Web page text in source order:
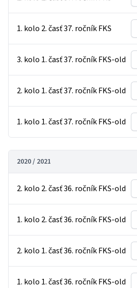
1. kolo 2. časť 37. ročník FKS
3. kolo 1. časť 37. ročník FKS-old
2. kolo 1. časť 37. ročník FKS-old
1. kolo 1. časť 37. ročník FKS-old
2020 / 2021
2. kolo 2. časť 36. ročník FKS-old
1. kolo 2. časť 36. ročník FKS-old
2. kolo 1. časť 36. ročník FKS-old
1. kolo 1. časť 36. ročník FKS-old